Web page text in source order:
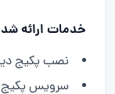
خدمات ارائه
نصب پکیج
سرویس پکیج